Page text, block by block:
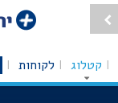
קטלוג לקוחות